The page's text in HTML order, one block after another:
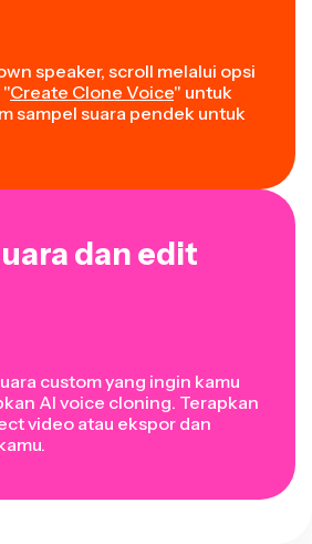
speaker, scroll melalui opsi
"Create Clone Voice" untuk
sampel suara pendek untuk
dan edit
custom yang ingin kamu
AI voice cloning. Terapkan
video atau ekspor dan